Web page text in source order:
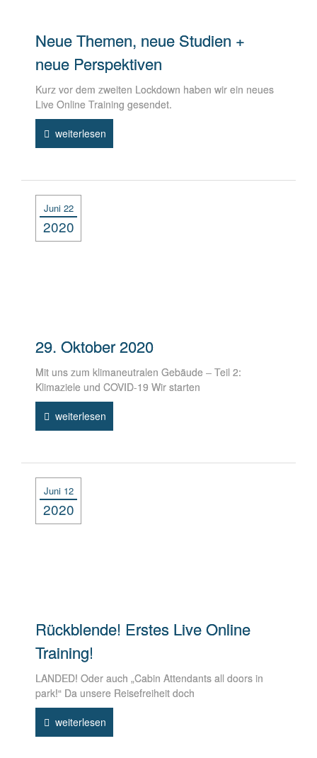
Neue Themen, neue Studien +
neue Perspektiven
Kurz vor dem zweiten Lockdown haben wir ein neues
Live Online Training gesendet.
weiterlesen
Juni 22
2020
29. Oktober 2020
Mit uns zum klimaneutralen Gebäude – Teil 2:
Klimaziele und COVID-19 Wir starten
weiterlesen
Juni 12
2020
Rückblende! Erstes Live Online
Training!
LANDED! Oder auch „Cabin Attendants all doors in
park!“ Da unsere Reisefreiheit doch
weiterlesen